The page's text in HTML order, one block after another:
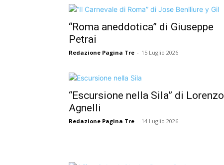
“Roma aneddotica” di Giuseppe
Petrai
Redazione Pagina Tre - 15 Luglio 2026
“Escursione nella Sila” di Lorenzo
Agnelli
Redazione Pagina Tre - 14 Luglio 2026